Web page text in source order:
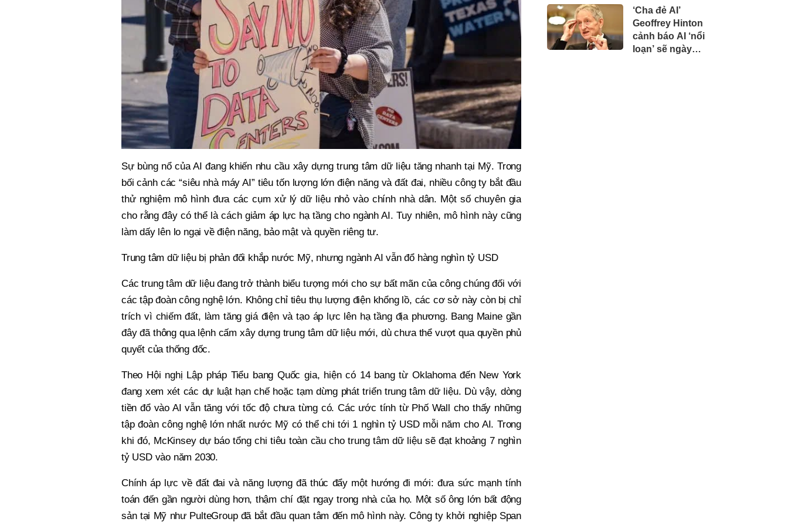
Sự bùng nổ của AI đang khiến nhu cầu xây dựng trung tâm dữ liệu tăng nhanh tại Mỹ. Trong
bối cảnh các “siêu nhà máy AI” tiêu tốn lượng lớn điện năng và đất đai, nhiều công ty bắt đầu
thử nghiệm mô hình đưa các cụm xử lý dữ liệu nhỏ vào chính nhà dân. Một số chuyên gia
cho rằng đây có thể là cách giảm áp lực hạ tầng cho ngành AI. Tuy nhiên, mô hình này cũng
làm dấy lên lo ngại về điện năng, bảo mật và quyền riêng tư.
Trung tâm dữ liệu bị phản đối khắp nước Mỹ, nhưng ngành AI vẫn đổ hàng nghìn tỷ USD
Các trung tâm dữ liệu đang trở thành biểu tượng mới cho sự bất mãn của công chúng đối với
các tập đoàn công nghệ lớn. Không chỉ tiêu thụ lượng điện khổng lồ, các cơ sở này còn bị chỉ
trích vì chiếm đất, làm tăng giá điện và tạo áp lực lên hạ tầng địa phương. Bang Maine gần
đây đã thông qua lệnh cấm xây dựng trung tâm dữ liệu mới, dù chưa thể vượt qua quyền phủ
quyết của thống đốc.
Theo Hội nghị Lập pháp Tiểu bang Quốc gia, hiện có 14 bang từ Oklahoma đến New York
đang xem xét các dự luật hạn chế hoặc tạm dừng phát triển trung tâm dữ liệu. Dù vậy, dòng
tiền đổ vào AI vẫn tăng với tốc độ chưa từng có. Các ước tính từ Phố Wall cho thấy những
tập đoàn công nghệ lớn nhất nước Mỹ có thể chi tới 1 nghìn tỷ USD mỗi năm cho AI. Trong
khi đó, McKinsey dự báo tổng chi tiêu toàn cầu cho trung tâm dữ liệu sẽ đạt khoảng 7 nghìn
tỷ USD vào năm 2030.
Chính áp lực về đất đai và năng lượng đã thúc đẩy một hướng đi mới: đưa sức mạnh tính
toán đến gần người dùng hơn, thậm chí đặt ngay trong nhà của họ. Một số ông lớn bất động
sản tại Mỹ như PulteGroup đã bắt đầu quan tâm đến mô hình này. Công ty khởi nghiệp Span
‘Cha đẻ AI’
Geoffrey Hinton
cảnh báo AI ‘nổi
loạn’ sẽ ngày